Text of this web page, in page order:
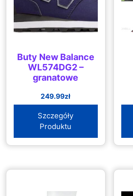
Buty New Balance
WL574DG2 –
granatowe
249.99zł
Szczegóły
Produktu